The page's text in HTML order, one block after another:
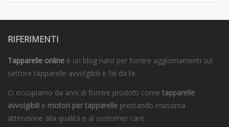
RIFERIMENTI
Tapparelle online è un blog nato per fornire aggiornamenti sul
settore tapparelle avvolgibili e fai da te.
Ci occupiamo da anni di fornire prodotti come tapparelle
avvolgibili e motori per tapparelle prestando massima
attenzione alla qualità e al customer care.